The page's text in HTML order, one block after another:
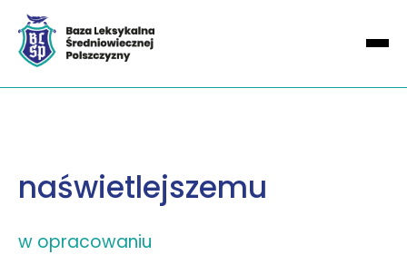
naświetlejszemu
w opracowaniu